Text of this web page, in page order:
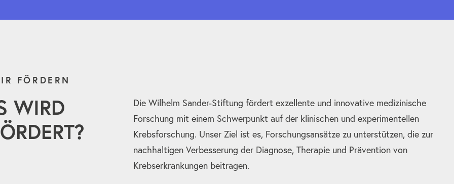
FÖRDERN
WIRD
Die Wilhelm Sander-Stiftung fördert exzellente und innovative medizinische
Forschung mit einem Schwerpunkt auf der klinischen und experimentellen
Krebsforschung. Unser Ziel ist es, Forschungsansätze zu unterstützen, die zur
nachhaltigen Verbesserung der Diagnose, Therapie und Prävention von
Krebserkrankungen beitragen.